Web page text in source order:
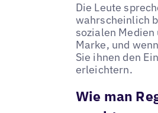
Die Leute
wahrscheinlich
sozialen
Marke, und
Sie ihnen den
erleichtern.
Wie man